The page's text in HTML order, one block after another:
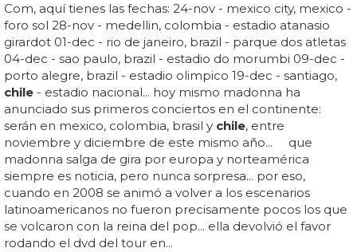
Com, aquí tienes las fechas: 24-nov - mexico city, mexico -
foro sol 28-nov - medellin, colombia - estadio atanasio
girardot 01-dec - rio de janeiro, brazil - parque dos atletas
04-dec - sao paulo, brazil - estadio do morumbi 09-dec -
porto alegre, brazil - estadio olimpico 19-dec - santiago,
chile - estadio nacional... hoy mismo madonna ha
anunciado sus primeros conciertos en el continente:
serán en mexico, colombia, brasil y chile, entre
noviembre y diciembre de este mismo año... que
madonna salga de gira por europa y norteamérica
siempre es noticia, pero nunca sorpresa... por eso,
cuando en 2008 se animó a volver a los escenarios
latinoamericanos no fueron precisamente pocos los que
se volcaron con la reina del pop... ella devolvió el favor
rodando el dvd del tour en...